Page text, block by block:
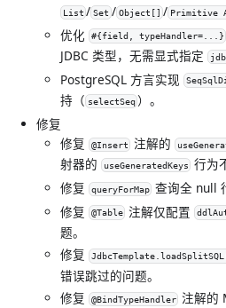
List / Set / Object[] / Primitive
优化
#{field, typeHandler=...}
JDBC 类型，无需显式指定
PostgreSQL 方言实现
持（ selectSeq ）。
修复
修复
@Insert 注解的
射器的
useGeneratedKeys
行为
修复
queryForMap 查询全 null
修复
@Table 注解仅配置
题。
修复
错误跳过的问题。
修复
@BindTypeHandler
注解的